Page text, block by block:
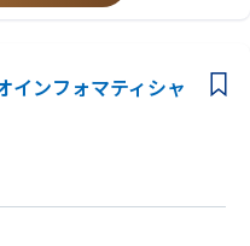
グを積極的に受け、個人の成長
インフォマティシャ